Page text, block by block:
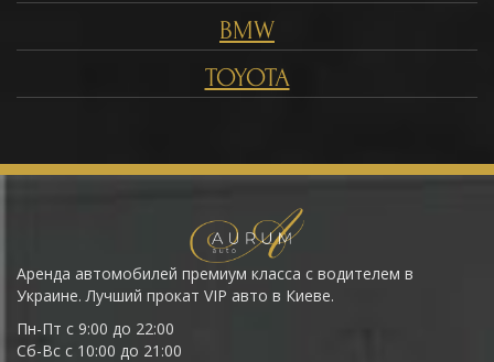
BMW
TOYOTA
Аренда автомобилей премиум класса с водителем в
Украине. Лучший прокат VIP авто в Киеве.
Пн-Пт с 9:00 до 22:00
Сб-Вс с 10:00 до 21:00